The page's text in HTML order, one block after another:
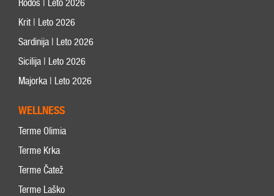
Rodos | Leto 2026
Krit | Leto 2026
Sardinija | Leto 2026
Sicilija | Leto 2026
Majorka | Leto 2026
WELLNESS
Terme Olimia
Terme Krka
Terme Čatež
Terme Laško